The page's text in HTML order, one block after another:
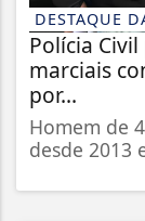
DESTAQUE
Polícia
marciais
por...
Homem de
desde 2013